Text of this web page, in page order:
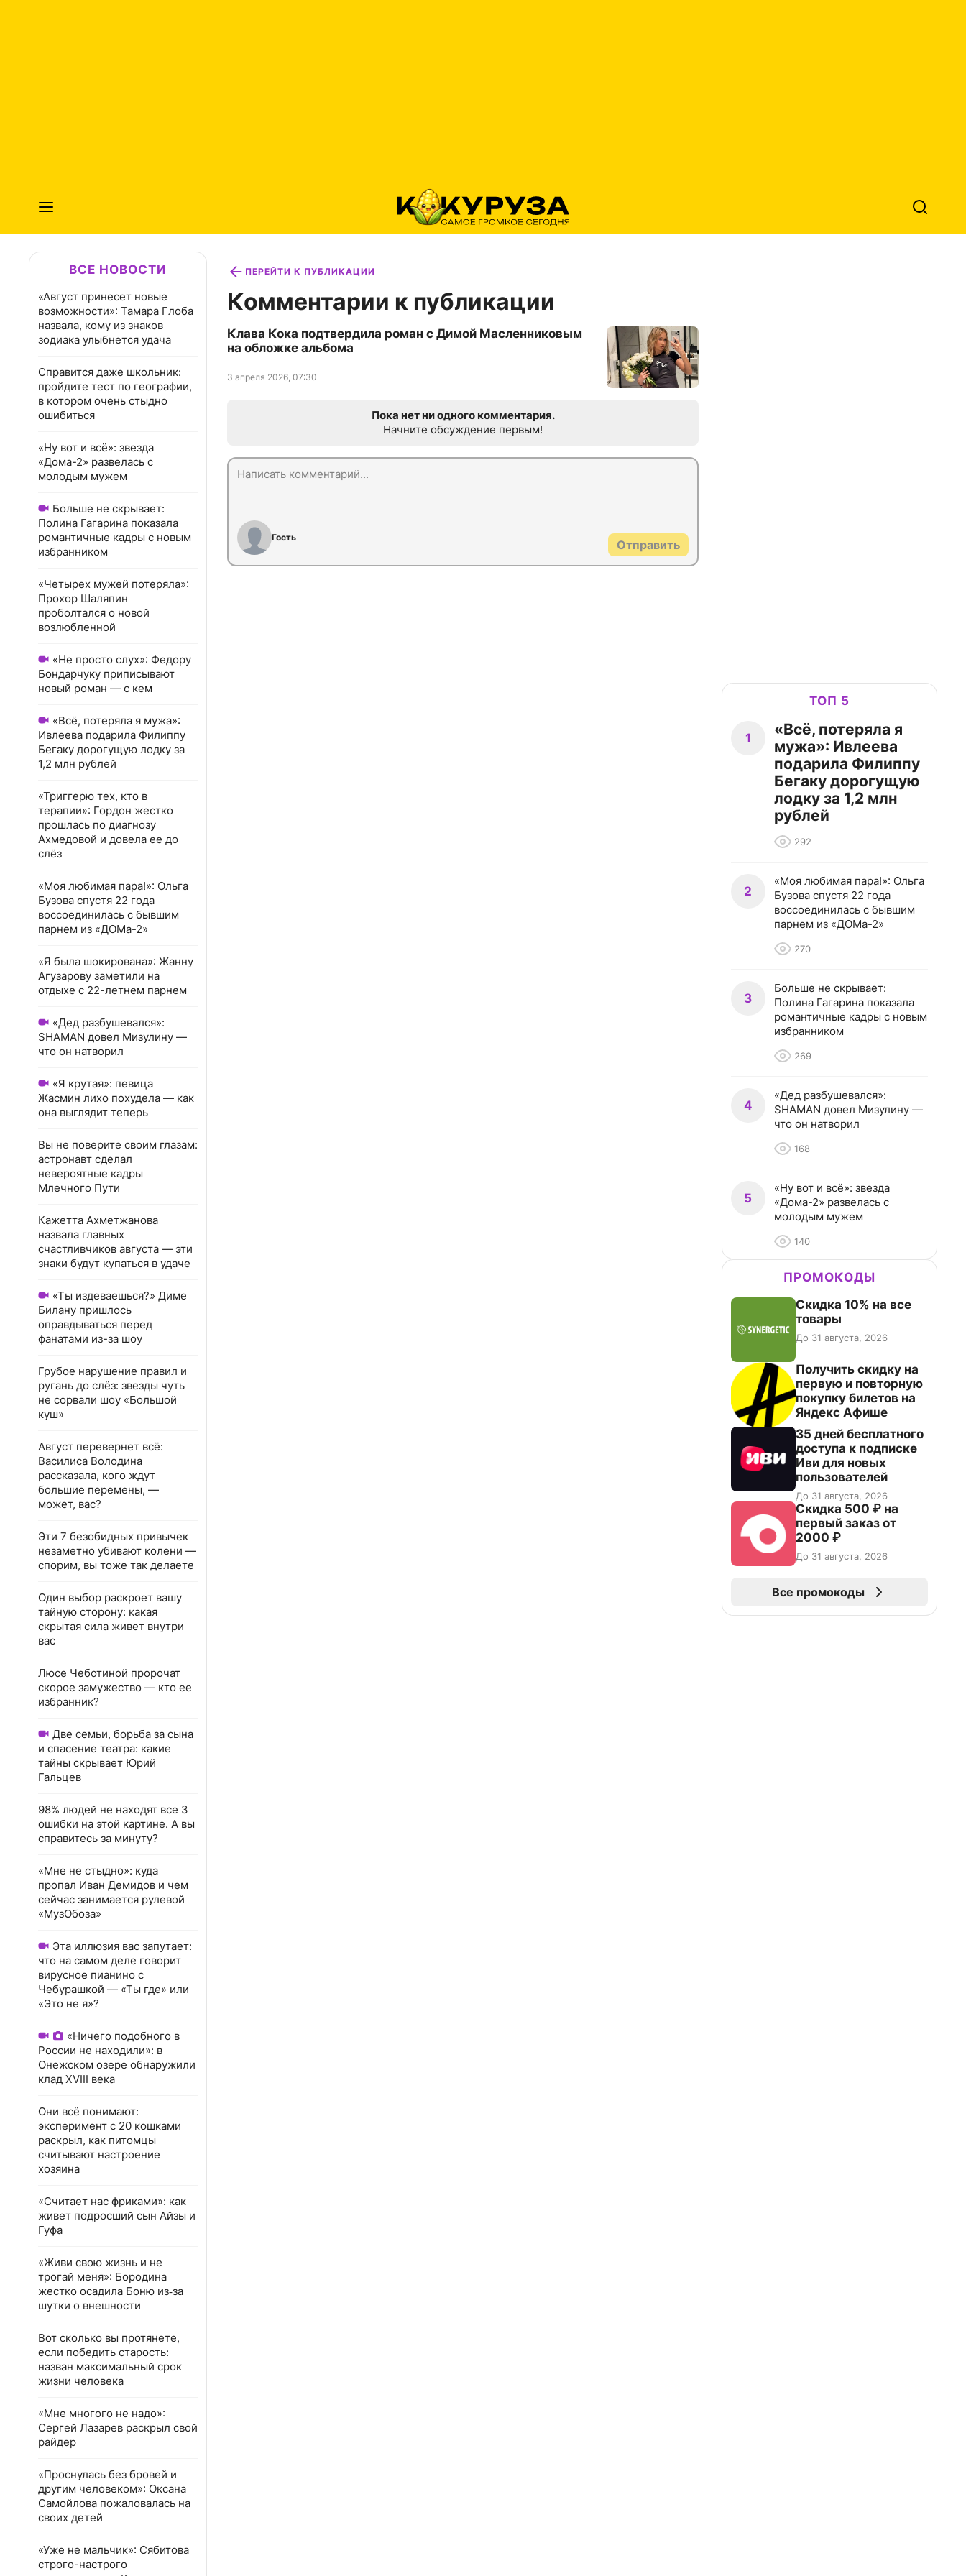
ВСЕ НОВОСТИ
«Август принесет новые
возможности»: Тамара Глоба
назвала, кому из знаков
зодиака улыбнется удача
Справится даже школьник:
пройдите тест по географии,
в котором очень стыдно
ошибиться
«Ну вот и всё»: звезда
«Дома-2» развелась с
молодым мужем
Больше не скрывает:
Полина Гагарина показала
романтичные кадры с новым
избранником
«Четырех мужей потеряла»:
Прохор Шаляпин
проболтался о новой
возлюбленной
«Не просто слух»: Федору
Бондарчуку приписывают
новый роман — с кем
«Всё, потеряла я мужа»:
Ивлеева подарила Филиппу
Бегаку дорогущую лодку за
1,2 млн рублей
«Триггерю тех, кто в
терапии»: Гордон жестко
прошлась по диагнозу
Ахмедовой и довела ее до
слёз
«Моя любимая пара!»: Ольга
Бузова спустя 22 года
воссоединилась с бывшим
парнем из «ДОМа-2»
«Я была шокирована»: Жанну
Агузарову заметили на
отдыхе с 22-летнем парнем
«Дед разбушевался»:
SHAMAN довел Мизулину —
что он натворил
«Я крутая»: певица
Жасмин лихо похудела — как
она выглядит теперь
Вы не поверите своим глазам:
астронавт сделал
невероятные кадры
Млечного Пути
Кажетта Ахметжанова
назвала главных
счастливчиков августа — эти
знаки будут купаться в удаче
«Ты издеваешься?» Диме
Билану пришлось
оправдываться перед
фанатами из-за шоу
Грубое нарушение правил и
ругань до слёз: звезды чуть
не сорвали шоу «Большой
куш»
Август перевернет всё:
Василиса Володина
рассказала, кого ждут
большие перемены, —
может, вас?
Эти 7 безобидных привычек
незаметно убивают колени —
спорим, вы тоже так делаете
Один выбор раскроет вашу
тайную сторону: какая
скрытая сила живет внутри
вас
Люсе Чеботиной пророчат
скорое замужество — кто ее
избранник?
Две семьи, борьба за сына
и спасение театра: какие
тайны скрывает Юрий
Гальцев
98% людей не находят все 3
ошибки на этой картине. А вы
справитесь за минуту?
«Мне не стыдно»: куда
пропал Иван Демидов и чем
сейчас занимается рулевой
«МузОбоза»
Эта иллюзия вас запутает:
что на самом деле говорит
вирусное пианино с
Чебурашкой — «Ты где» или
«Это не я»?
«Ничего подобного в
России не находили»: в
Онежском озере обнаружили
клад XVIII века
Они всё понимают:
эксперимент с 20 кошками
раскрыл, как питомцы
считывают настроение
хозяина
«Считает нас фриками»: как
живет подросший сын Айзы и
Гуфа
«Живи свою жизнь и не
трогай меня»: Бородина
жестко осадила Боню из‑за
шутки о внешности
Вот сколько вы протянете,
если победить старость:
назван максимальный срок
жизни человека
«Мне многого не надо»:
Сергей Лазарев раскрыл свой
райдер
«Проснулась без бровей и
другим человеком»: Оксана
Самойлова пожаловалась на
своих детей
«Уже не мальчик»: Сябитова
строго-настрого
ПЕРЕЙТИ К ПУБЛИКАЦИИ
Комментарии к публикации
Клава Кока подтвердила роман с Димой Масленниковым
на обложке альбома
3 апреля 2026, 07:30
Пока нет ни одного комментария.
Начните обсуждение первым!
Гость
Отправить
ТОП 5
1
«Всё, потеряла я
мужа»: Ивлеева
подарила Филиппу
Бегаку дорогущую
лодку за 1,2 млн
рублей
292
2
«Моя любимая пара!»: Ольга
Бузова спустя 22 года
воссоединилась с бывшим
парнем из «ДОМа-2»
270
3
Больше не скрывает:
Полина Гагарина показала
романтичные кадры с новым
избранником
269
4
«Дед разбушевался»:
SHAMAN довел Мизулину —
что он натворил
168
5
«Ну вот и всё»: звезда
«Дома-2» развелась с
молодым мужем
140
ПРОМОКОДЫ
Скидка 10% на все
товары
До 31 августа, 2026
Получить скидку на
первую и повторную
покупку билетов на
Яндекс Афише
35 дней бесплатного
доступа к подписке
Иви для новых
пользователей
До 31 августа, 2026
Скидка 500 ₽ на
первый заказ от
2000 ₽
До 31 августа, 2026
Все промокоды